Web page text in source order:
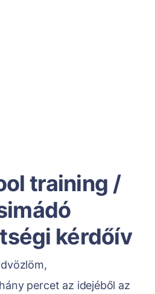
training /
kérdőív
percet az idejéből az